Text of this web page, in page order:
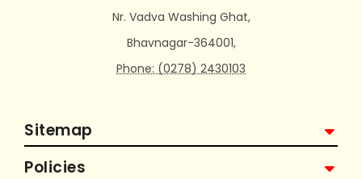
Nr. Vadva Washing Ghat,
Bhavnagar-364001,
Phone: (0278) 2430103
Sitemap
Policies